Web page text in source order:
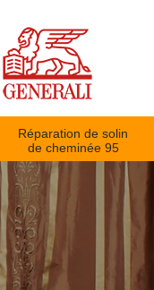
Réparation de solin
de cheminée 95